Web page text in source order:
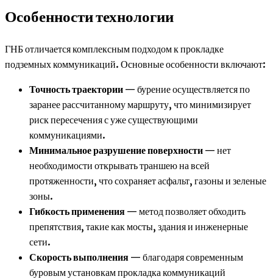
Особенности технологии
ГНБ отличается комплексным подходом к прокладке
подземных коммуникаций. Основные особенности включают:
Точность траектории — бурение осуществляется по
заранее рассчитанному маршруту, что минимизирует
риск пересечения с уже существующими
коммуникациями.
Минимальное разрушение поверхности — нет
необходимости открывать траншею на всей
протяженности, что сохраняет асфальт, газоны и зеленые
зоны.
Гибкость применения — метод позволяет обходить
препятствия, такие как мосты, здания и инженерные
сети.
Скорость выполнения — благодаря современным
буровым установкам прокладка коммуникаций